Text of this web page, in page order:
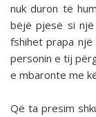
nuk duron të
bëjë pjesë si
fshihet prapa
personin e tij
e mbaronte me
Që ta presim